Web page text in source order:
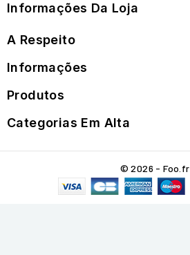
Informações Da Loja
A Respeito
Informações
Produtos
Categorias Em Alta
© 2026 - Foo.fr